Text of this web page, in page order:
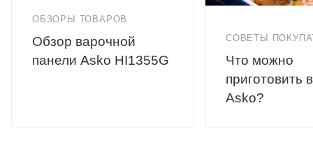
ОБЗОРЫ ТОВАРОВ
Обзор варочной
панели Asko HI1355G
СОВЕТЫ
Что можно
приготовить
Asko?